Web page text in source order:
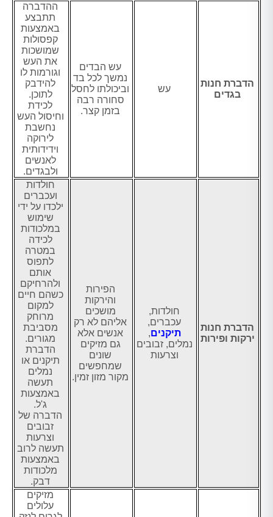
הדברת חנות
בגדים
עש
עש הבדים
נמשך לכל בד
וביכולתו לחסל
סחורה רבה
בזמן קצר.
ההדברה
תתבצע
באמצעות
קפסולות
שמושכות
את העש
וגורמות לו
להידבק
לתוכן.
לכידת
וחיסול העש
נחשבת
לירוקה
וידידותית
לאנשים
ולבגדים.
הדברת חנות
ירקות ופירות
חולדות,
עכברים,
תיקנים,
נמלים, זבובים
וצרעות
הפירות
והירקות
מושכים
אליהם לא רק
אנשים אלא
גם מזיקים
שונים
שמחפשים
מקור מזון זמין.
חולדות
ועכברים
ילכדו על ידי
שימוש
במלכודות
לכידה
במטרה
לתפוס
אותם
ולהרחיקם
כשהם חיים
למקום
מרוחק
מסביבת
מגורים.
הדברת
תיקנים או
נמלים
תעשה
באמצעות
ג'ל.
הדברה של
זבובים
וצרעות
תעשה לרוב
באמצעות
מלכודות
דבק.
מזיקים
עלולים